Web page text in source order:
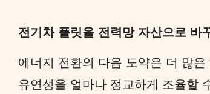
전기차 플릿을 전력망 자산으로 바
에너지 전환의 다음 도약은 더 많
유연성을 얼마나 정교하게 조율할